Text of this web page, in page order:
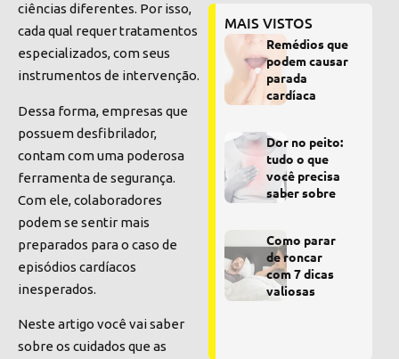
ciências diferentes. Por isso,
cada qual requer tratamentos
especializados, com seus
instrumentos de intervenção.
Dessa forma, empresas que
possuem desfibrilador,
contam com uma poderosa
ferramenta de segurança.
Com ele, colaboradores
podem se sentir mais
preparados para o caso de
episódios cardíacos
inesperados.
Neste artigo você vai saber
sobre os cuidados que as
MAIS VISTOS
Remédios que
podem causar
parada
cardíaca
Dor no peito:
tudo o que
você precisa
saber sobre
Como parar
de roncar
com 7 dicas
valiosas